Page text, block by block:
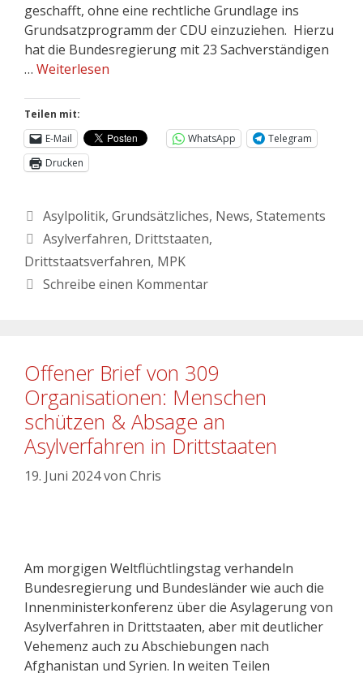
geschafft, ohne eine rechtliche Grundlage ins
Grundsatzprogramm der CDU einzuziehen. Hierzu
hat die Bundesregierung mit 23 Sachverständigen
… Weiterlesen
Teilen mit:
E-Mail
WhatsApp
Telegram
Drucken
Asylpolitik, Grundsätzliches, News, Statements
Asylverfahren, Drittstaaten,
Drittstaatsverfahren, MPK
Schreibe einen Kommentar
Offener Brief von 309
Organisationen: Menschen
schützen & Absage an
Asylverfahren in Drittstaaten
19. Juni 2024von Chris
Am morgigen Weltflüchtlingstag verhandeln
Bundesregierung und Bundesländer wie auch die
Innenministerkonferenz über die Asylagerung von
Asylverfahren in Drittstaaten, aber mit deutlicher
Vehemenz auch zu Abschiebungen nach
Afghanistan und Syrien. In weiten Teilen